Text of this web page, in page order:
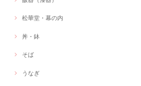
松華堂・幕の内
丼・鉢
そば
うなぎ